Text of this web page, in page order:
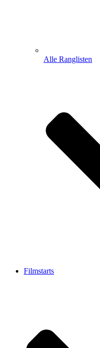
Alle Ranglisten
Filmstarts